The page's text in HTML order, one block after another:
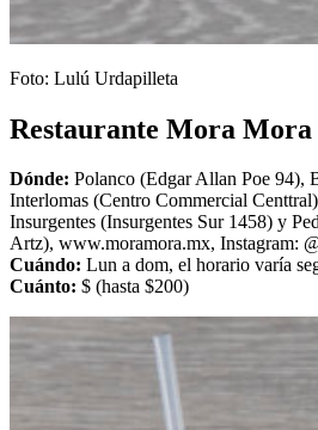
Foto: Lulú Urdapilleta
Restaurante Mora Mora
Dónde: Polanco (Edgar Allan Poe 94),
Interlomas (Centro Commercial
Insurgentes (Insurgentes Sur 1458) y
Artz), www.moramora.mx, Instagram:
Cuándo: Lun a dom, el horario varía
Cuánto: $ (hasta $200)